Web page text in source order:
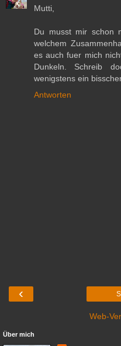
Mutti,
Du musst mir schon
welchem
es auch fuer mich
Dunkeln. Schreib
wenigstens ein
Antworten
‹
Web-
Über mich